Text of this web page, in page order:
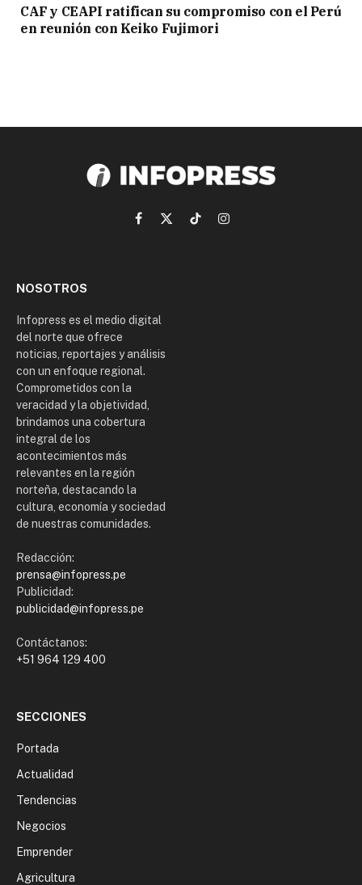
CAF y CEAPI ratifican su compromiso con el Perú
en reunión con Keiko Fujimori
Facebook
X
TikTokInstagram
NOSOTROS
Infopress es el medio digital
del norte que ofrece
noticias, reportajes y análisis
con un enfoque regional.
Comprometidos con la
veracidad y la objetividad,
brindamos una cobertura
integral de los
acontecimientos más
relevantes en la región
norteña, destacando la
cultura, economía y sociedad
de nuestras comunidades.
Redacción:
prensa@infopress.pe
Publicidad:
publicidad@infopress.pe
Contáctanos:
+51 964 129 400
SECCIONES
Portada
Actualidad
Tendencias
Negocios
Emprender
Agricultura